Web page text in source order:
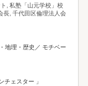
, 私塾「山元学校」校
長, 千代田区倫理法人会
地理・歴史／ モチベー
チェスター 」